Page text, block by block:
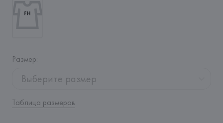
Размер:
Выберите размер
Таблица размеров